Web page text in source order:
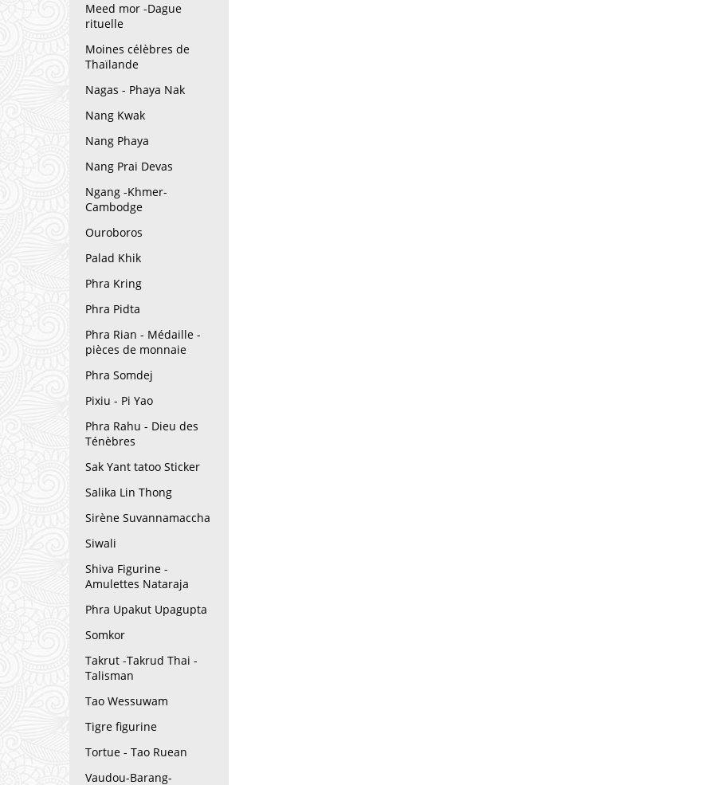
Meed mor -Dague
rituelle
Moines célèbres de
Thaïlande
Nagas - Phaya Nak
Nang Kwak
Nang Phaya
Nang Prai Devas
Ngang -Khmer-
Cambodge
Ouroboros
Palad Khik
Phra Kring
Phra Pidta
Phra Rian - Médaille -
pièces de monnaie
Phra Somdej
Pixiu - Pi Yao
Phra Rahu - Dieu des
Ténèbres
Sak Yant tatoo Sticker
Salika Lin Thong
Sirène Suvannamaccha
Siwali
Shiva Figurine -
Amulettes Nataraja
Phra Upakut Upagupta
Somkor
Takrut -Takrud Thai -
Talisman
Tao Wessuwam
Tigre figurine
Tortue - Tao Ruean
Vaudou-Barang-